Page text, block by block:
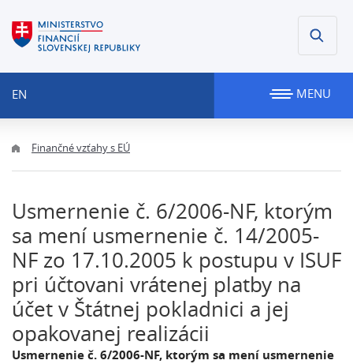
EN MENU
Finančné vzťahy s EÚ
Usmernenie č. 6/2006-NF, ktorým
sa mení usmernenie č. 14/2005-
NF zo 17.10.2005 k postupu v ISUF
pri účtovani vrátenej platby na
účet v Štátnej pokladnici a jej
opakovanej realizácii
Usmernenie č. 6/2006-NF, ktorým sa mení usmernenie